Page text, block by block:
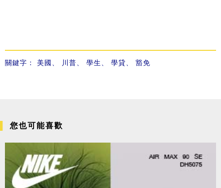
關鍵字： 美國 、 川普、 學生、 學貸、 豁免
您也可能喜歡